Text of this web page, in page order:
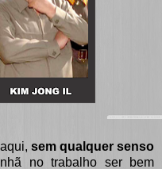
sem qualquer senso
no trabalho ser bem